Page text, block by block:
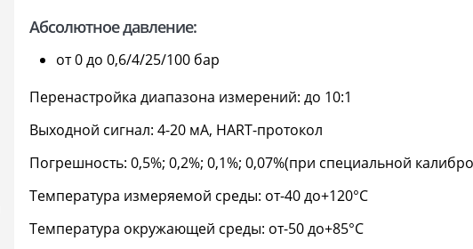
Абсолютное давление:
от 0 до 0,6/4/25/100 бар
Перенастройка диапазона измерений: до 10:1
Выходной сигнал: 4-20 мА, HART-протокол
Погрешность: 0,5%; 0,2%; 0,1%; 0,07%(при специальной
Температура измеряемой среды: от-40 до+120°С
Температура окружающей среды: от-50 до+85°С